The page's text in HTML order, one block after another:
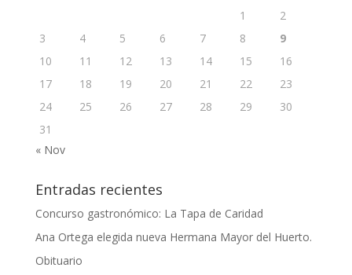
1
2
3
4 5 6 7 8
9
10
11 12 13 14 15
16
17
18 19 20 21 22
23
24
25 26 27 28 29
30
31
« Nov
Entradas recientes
Concurso gastronómico: La Tapa de Caridad
Ana Ortega elegida nueva Hermana Mayor del Huerto.
Obituario